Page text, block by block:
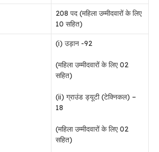
208 पद (महिला उम्मीदवारों के लिए
10 सहित)
(i) उड़ान -92
(महिला उम्मीदवारों के लिए 02
सहित)
(ii) ग्राउंड ड्यूटी (टेक्निकल) –
18
(महिला उम्मीदवारों के लिए 02
सहित)